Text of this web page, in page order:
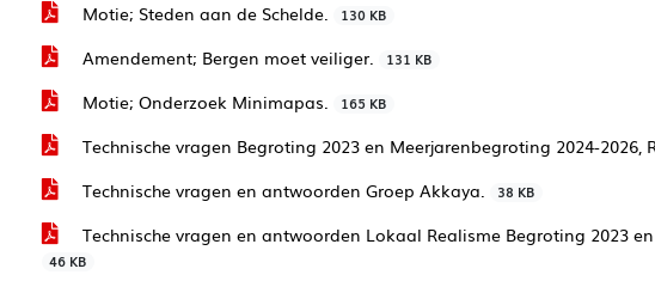
Motie; Steden aan de Schelde. 130 KB
Amendement; Bergen moet veiliger. 131 KB
Motie; Onderzoek Minimapas. 165 KB
Technische vragen Begroting 2023 en Meerjarenbegroting 2024-2026,
Technische vragen en antwoorden Groep Akkaya. 38 KB
Technische vragen en antwoorden Lokaal Realisme Begroting 2023
46 KB